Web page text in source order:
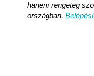
hanem rengeteg
országban.